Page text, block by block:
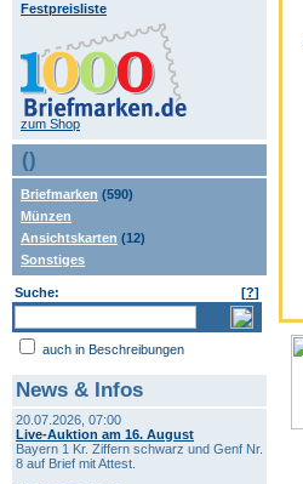
Festpreisliste
zum Shop
()
Briefmarken (590)
Münzen
Ansichtskarten (12)
Sonstiges
Suche: [?]
auch in Beschreibungen
News & Infos
20.07.2026, 07:00
Live-Auktion am 16. August
Bayern 1 Kr. Ziffern schwarz und Genf Nr.
8 auf Brief mit Attest.